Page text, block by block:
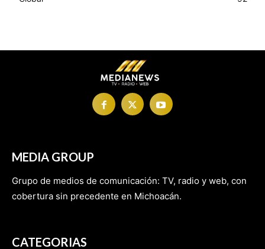
MEDIA GROUP
Grupo de medios de comunicación: TV, radio y web, con
cobertura sin precedente en Michoacán.
CATEGORIAS